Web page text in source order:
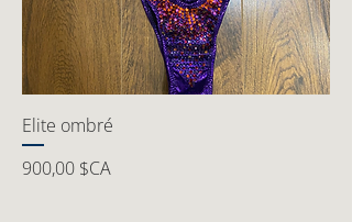
Elite ombré
Prix
900,00 $CA